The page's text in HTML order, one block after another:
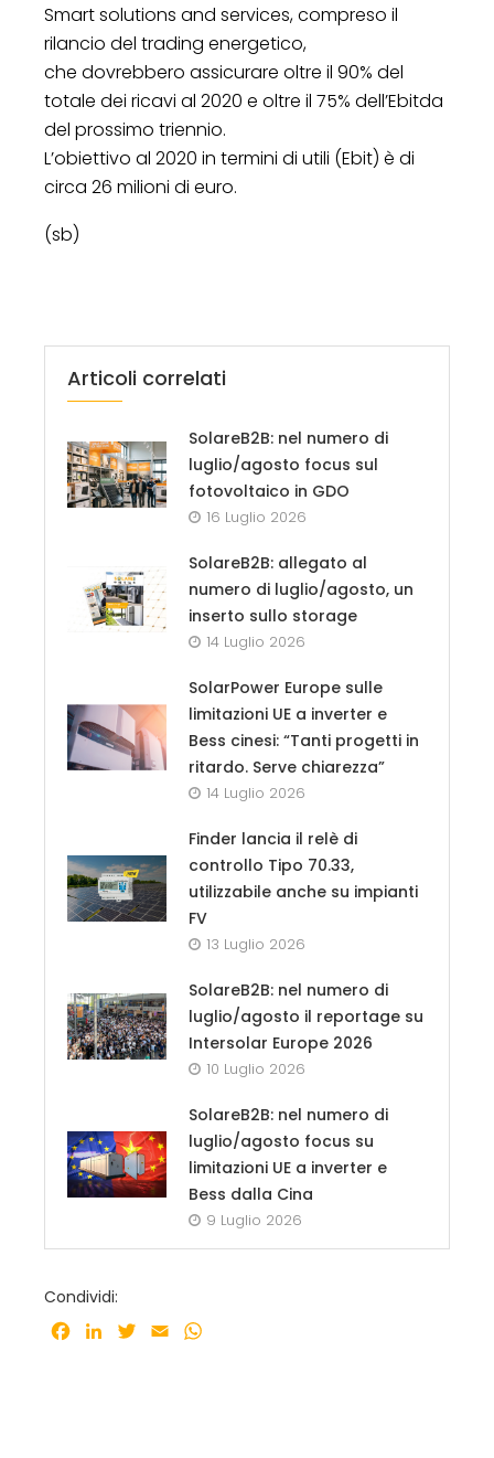
Smart solutions and services, compreso il
rilancio del trading energetico,
che dovrebbero assicurare oltre il 90% del
totale dei ricavi al 2020 e oltre il 75% dell’Ebitda
del prossimo triennio.
L’obiettivo al 2020 in termini di utili (Ebit) è di
circa 26 milioni di euro.
(sb)
Articoli correlati
SolareB2B: nel numero di
luglio/agosto focus sul
fotovoltaico in GDO
16 Luglio 2026
SolareB2B: allegato al
numero di luglio/agosto, un
inserto sullo storage
14 Luglio 2026
SolarPower Europe sulle
limitazioni UE a inverter e
Bess cinesi: “Tanti progetti in
ritardo. Serve chiarezza”
14 Luglio 2026
Finder lancia il relè di
controllo Tipo 70.33,
utilizzabile anche su impianti
FV
13 Luglio 2026
SolareB2B: nel numero di
luglio/agosto il reportage su
Intersolar Europe 2026
10 Luglio 2026
SolareB2B: nel numero di
luglio/agosto focus su
limitazioni UE a inverter e
Bess dalla Cina
9 Luglio 2026
Condividi:
Facebook
LinkedInTwitter
Email